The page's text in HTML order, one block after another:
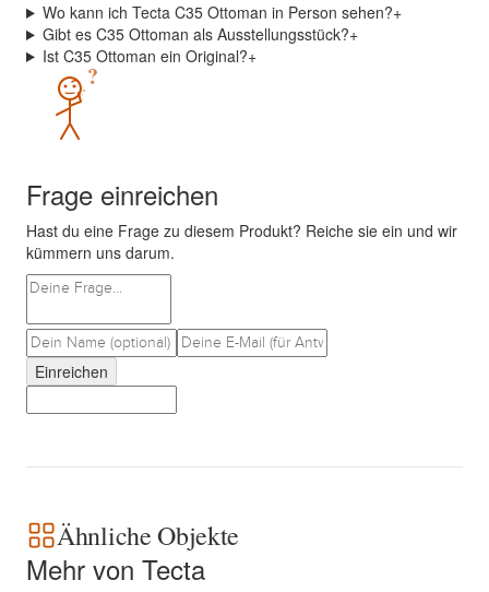
Wo kann ich Tecta C35 Ottoman in Person sehen?+
Gibt es C35 Ottoman als Ausstellungsstück?+
Ist C35 Ottoman ein Original?+
?
Frage einreichen
Hast du eine Frage zu diesem Produkt? Reiche sie ein und wir
kümmern uns darum.
Einreichen
Ähnliche Objekte
Mehr von Tecta